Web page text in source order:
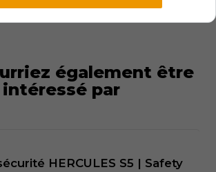
également être
intéressé par
HERCULES S5 | Safety